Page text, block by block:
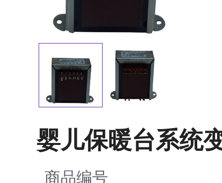
婴儿保暖台系统
商品编号